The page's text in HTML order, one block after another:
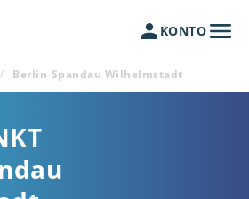
KONTO
/ Berlin-Spandau Wilhelmstadt